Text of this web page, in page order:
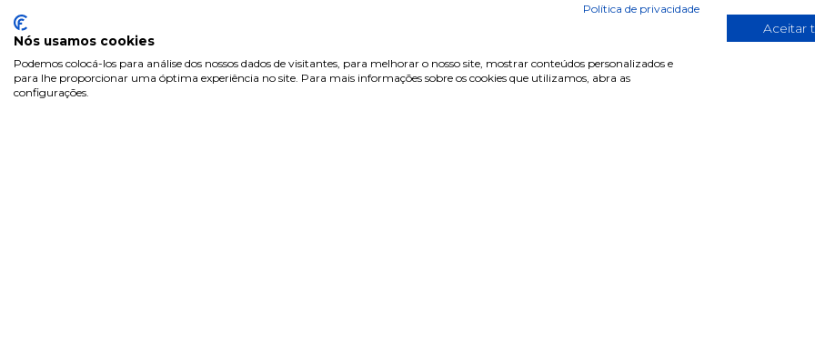
Política de privacidade
Nós usamos cookies
Podemos colocá-los para análise dos nossos dados de visitantes, para melhorar o nosso site, mostrar conteúdos personalizados e
para lhe proporcionar uma óptima experiência no site. Para mais informações sobre os cookies que utilizamos, abra as
configurações.
Aceitar